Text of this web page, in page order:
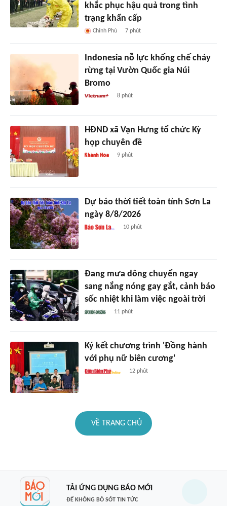
khắc phục hậu quả trong tình
trạng khẩn cấp
Chính Phủ 7 phút
Indonesia nỗ lực khống chế cháy
rừng tại Vườn Quốc gia Núi
Bromo
8 phút
HĐND xã Vạn Hưng tổ chức Kỳ
họp chuyên đề
9 phút
Dự báo thời tiết toàn tỉnh Sơn La
ngày 8/8/2026
10 phút
Đang mưa dông chuyển ngay
sang nắng nóng gay gắt, cảnh báo
sốc nhiệt khi làm việc ngoài trời
11 phút
Ký kết chương trình 'Đồng hành
với phụ nữ biên cương'
12 phút
VỀ TRANG CHỦ
TẢI ỨNG DỤNG BÁO MỚI
ĐỂ KHÔNG BỎ SÓT TIN TỨC